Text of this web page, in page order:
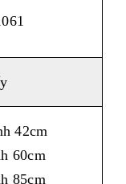
42cm
60cm
85cm